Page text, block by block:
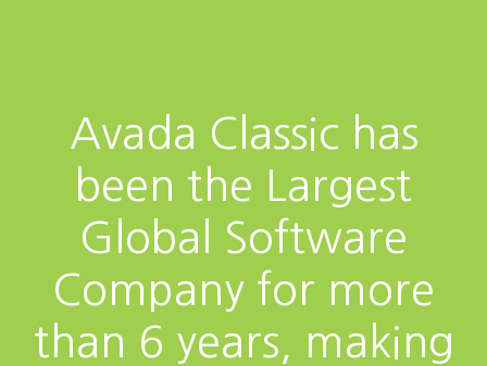
Avada Classic has
been the Largest
Global Software
Company for more
than 6 years, making